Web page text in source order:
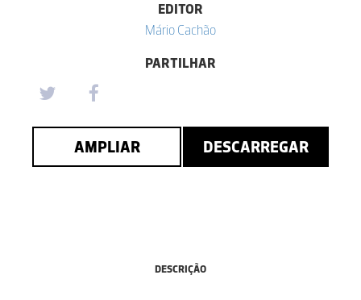
EDITOR
Mário Cachão
PARTILHAR
AMPLIAR DESCARREGAR
DESCRIÇÃO